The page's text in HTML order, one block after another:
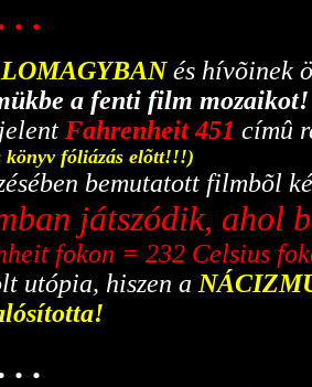
. .
és hívõinek
a fenti film mozaikot!
Fahrenheit 451 címû
könyv fóliázás elõtt!!!)
bemutatott filmbõl
játszódik, ahol
fokon = 232 Celsius
utópia, hiszen a
. .